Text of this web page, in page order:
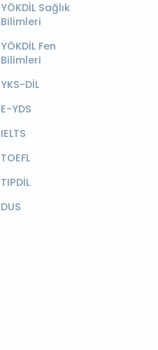
YÖKDİL Sağlık
Bilimleri
YÖKDİL Fen
Bilimleri
YKS-DİL
E-YDS
IELTS
TOEFL
TIPDİL
DUS